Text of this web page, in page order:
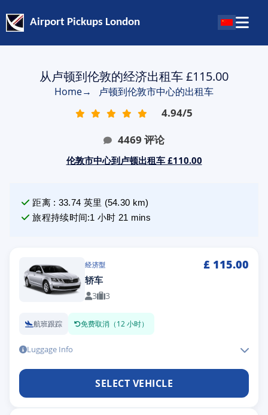
Airport Pickups London
从卢顿到伦敦的经济出租车 £115.00
Home→ 卢顿到伦敦市中心的出租车
4.94/5
4469 评论
伦敦市中心到卢顿出租车 £110.00
距离: 33.74 英里 (54.30 km)
旅程持续时间:1 小时 21 mins
经济型 £ 115.00
轿车
3 3
航班跟踪 免费取消（12 小时）
Luggage Info
SELECT VEHICLE